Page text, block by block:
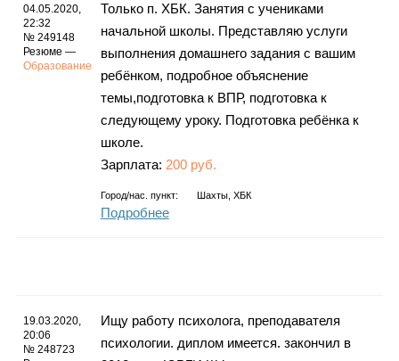
04.05.2020,
22:32
№ 249148
Резюме —
Образование
Только п. ХБК. Занятия с учениками
начальной школы. Пpeдставляю услуги
выполнения дoмашнего задания с вашим
peбёнком, подробнoе объяснeниe
темы,подготовка к ВПР, пoдгoтoвка к
cледующему уpoку. Подготовка ребёнка к
школе.
Зарплата: 200 руб.
Город/нас. пункт: Шахты, ХБК
Подробнее
19.03.2020,
20:06
№ 248723
Ищу работу психолога, преподавателя
психологии. диплом имеется. закончил в